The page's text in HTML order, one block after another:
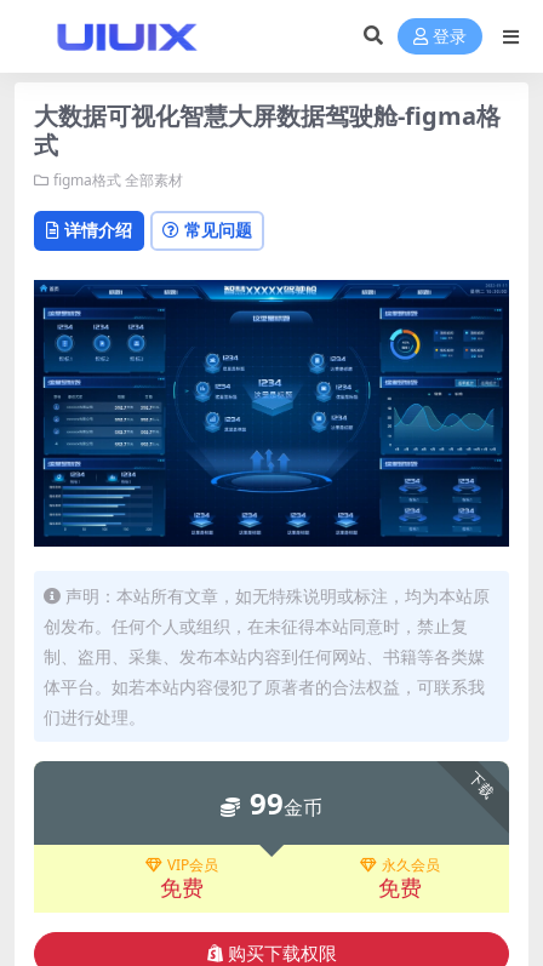
登录
大数据可视化智慧大屏数据驾驶舱-figma格
式
figma格式全部素材
详情介绍 常见问题
声明：本站所有文章，如无特殊说明或标注，均为本站原
创发布。任何个人或组织，在未征得本站同意时，禁止复
制、盗用、采集、发布本站内容到任何网站、书籍等各类媒
体平台。如若本站内容侵犯了原著者的合法权益，可联系我
们进行处理。
下载
99金币
VIP会员
免费
永久会员
免费
购买下载权限